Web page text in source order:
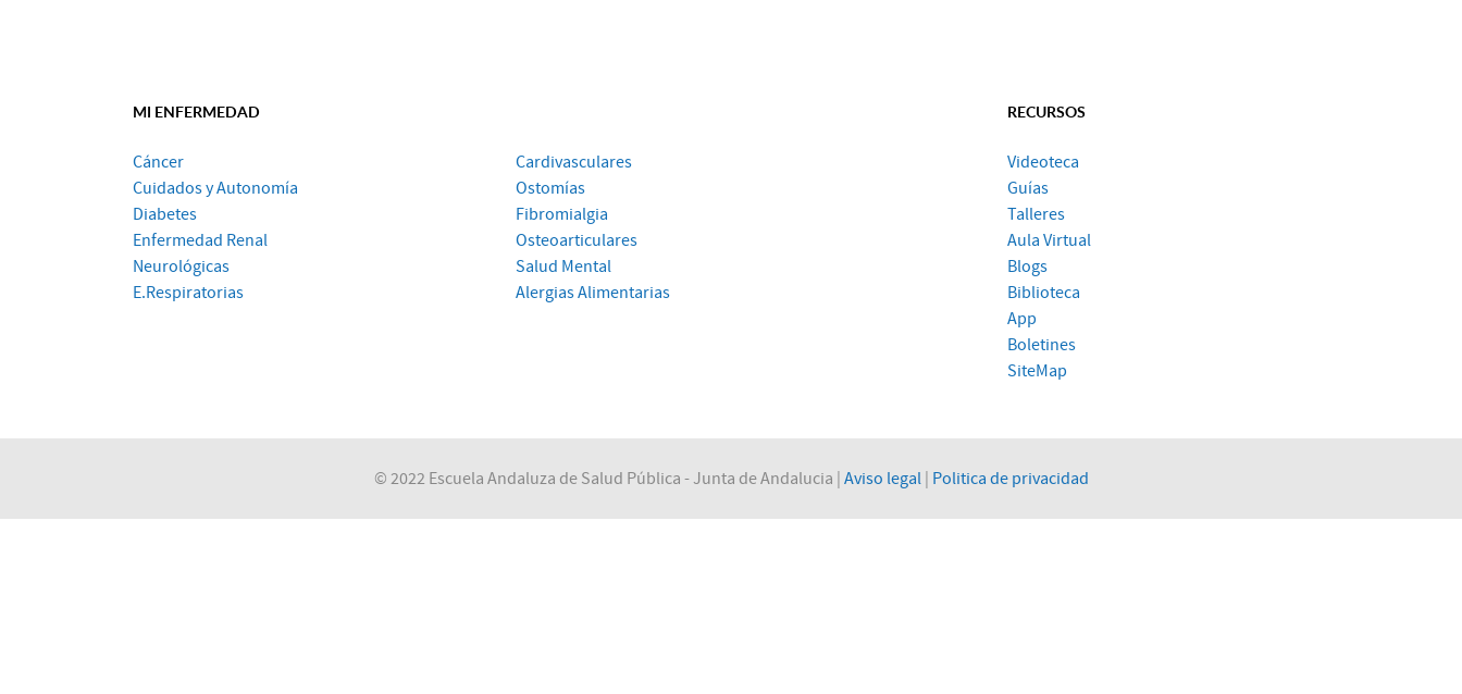
MI ENFERMEDAD
Cáncer
Cuidados y Autonomía
Diabetes
Enfermedad Renal
Neurológicas
E.Respiratorias
Cardivasculares
Ostomías
Fibromialgia
Osteoarticulares
Salud Mental
Alergias Alimentarias
RECURSOS
Videoteca
Guías
Talleres
Aula Virtual
Blogs
Biblioteca
App
Boletines
SiteMap
© 2022 Escuela Andaluza de Salud Pública - Junta de Andalucia | Aviso legal| Politica de privacidad